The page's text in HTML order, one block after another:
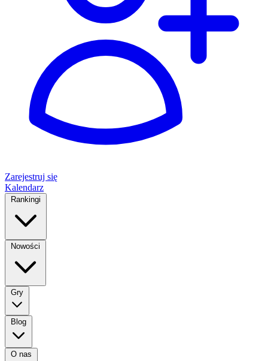
Zarejestruj się
Kalendarz
Rankingi
Nowości
Gry
Blog
O nas